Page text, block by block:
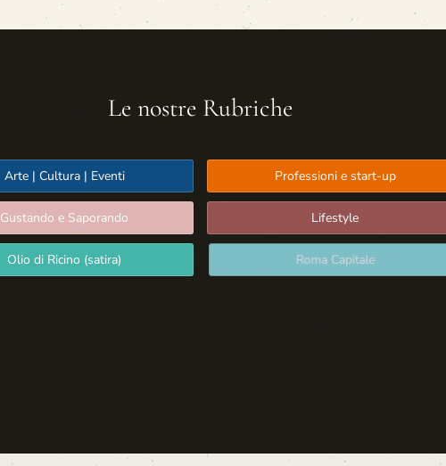
Le nostre Rubriche
Arte | Cultura | Eventi Professioni e start-up
Gustando e Saporando Lifestyle
Olio di Ricino (satira) Roma Capitale